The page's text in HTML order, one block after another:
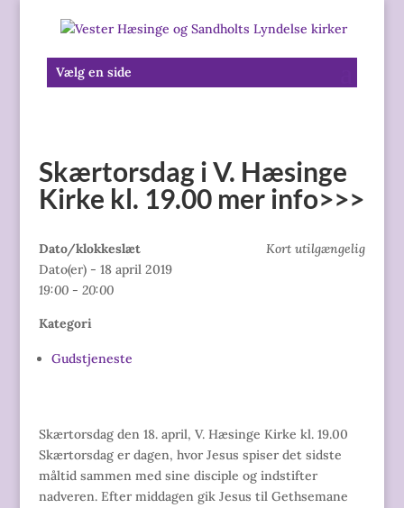
Vælg en side
Skærtorsdag i V. Hæsinge
Kirke kl. 19.00 mer info>>>
Kort utilgængelig
Dato/klokkeslæt
Dato(er) - 18 april 2019
19:00 - 20:00
Kategori
Gudstjeneste
Skærtorsdag den 18. april, V. Hæsinge Kirke kl. 19.00
Skærtorsdag er dagen, hvor Jesus spiser det sidste
måltid sammen med sine disciple og indstifter
nadveren. Efter middagen gik Jesus til Gethsemane